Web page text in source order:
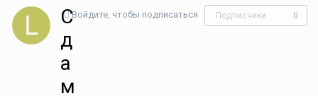
Войдите, чтобы подписаться Подписчики 0
С
д
а
м